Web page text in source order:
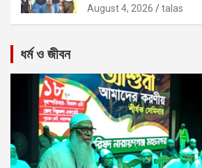
August 4, 2026 talas
ধর্ম ও জীবন